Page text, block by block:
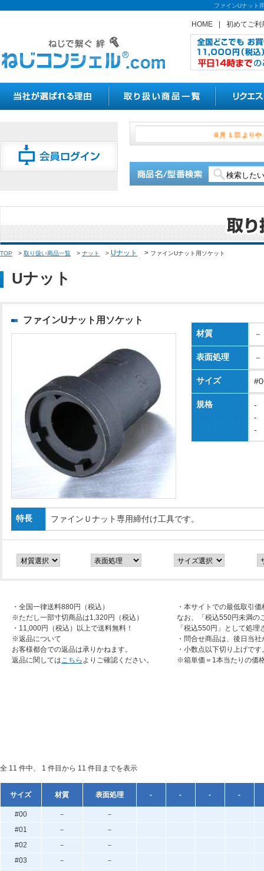
ファインUナット
HOME 初めてご利
８月１
TOP > 取り扱い商品一覧 > ナット > Uナット > ファインUナット用ソケット
Uナット
ファインUナット用ソケット
材質 －
表面処理 －
サイズ
規格
-
-
-
特長 ファインＵナット専用締付け工具です。
・全国一律送料880円（税込）
※ただし一部寸切商品は1,320円（税込）
・11,000円（税込）以上で送料無料！
※返品について
お客様都合での返品は承りかねます。
返品に関してはこちら よりご確認ください。
・本サイトでの最低取引
なお、「税込550円未満の
「税込550円」として処
・問合せ商品は、後日当
・小数点以下切り上げです
※箱単価＝1本当たりの価
全 11 件中、 1 件目から 11 件目までを表示
サイズ 材質 表面処理 - - - -
#00 －
－
#01
－
－
#02
－
－
#03
－
－